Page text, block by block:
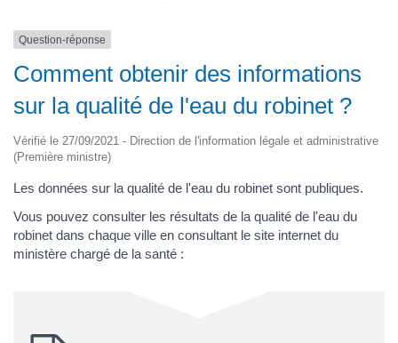
Question-réponse
Comment obtenir des informations
sur la qualité de l'eau du robinet ?
Vérifié le 27/09/2021 - Direction de l'information légale et administrative
(Première ministre)
Les données sur la qualité de l'eau du robinet sont publiques.
Vous pouvez consulter les résultats de la qualité de l'eau du
robinet dans chaque ville en consultant le site internet du
ministère chargé de la santé :